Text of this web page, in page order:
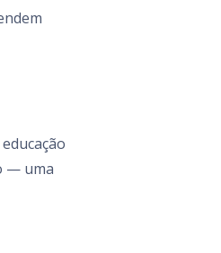
— uma